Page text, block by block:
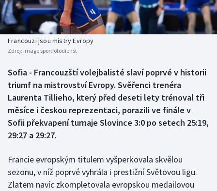
Baseball a softbal
Basketbal
Boby a skeleton
Box
Curling
Cyklistika
Dostihy
Historické návraty
Aplikace ČT sport
Francouzi jsou mistry Evropy
Zdroj: imago sportfotodienst
Sofia - Francouzští volejbalisté slaví poprvé v historii
triumf na mistrovství Evropy. Svěřenci trenéra
Laurenta Tillieho, který před deseti lety trénoval tři
měsíce i českou reprezentaci, porazili ve finále v
Sofii překvapení turnaje Slovince 3:0 po setech 25:19,
29:27 a 29:27.
Francie evropským titulem vyšperkovala skvělou
sezonu, v níž poprvé vyhrála i prestižní Světovou ligu.
Zlatem navíc zkompletovala evropskou medailovou